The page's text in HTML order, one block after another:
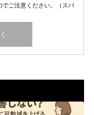
でご注意ください。（スパ